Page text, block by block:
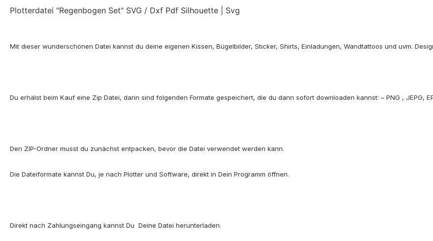
Plotterdatei "Regenbogen Set" SVG / Dxf Pdf Silhouette | Svg
Mit dieser wunderschönen Datei kannst du deine eigenen Kissen, Bügelbilder, Sticker, Shirts, Einladungen, Wandtattoos und uvm.
Du erhälst beim Kauf eine Zip Datei, darin sind folgenden Formate gespeichert, die du dann sofort downloaden kannst: – PNG , JEPG,
Den ZIP-Ordner musst du zunächst entpacken, bevor die Datei verwendet werden kann.
Die Dateiformate kannst Du, je nach Plotter und Software, direkt in Dein Programm öffnen.
Direkt nach Zahlungseingang kannst Du Deine Datei herunterladen.